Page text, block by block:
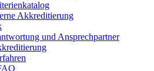
Akkreditierung
und Ansprechpartner